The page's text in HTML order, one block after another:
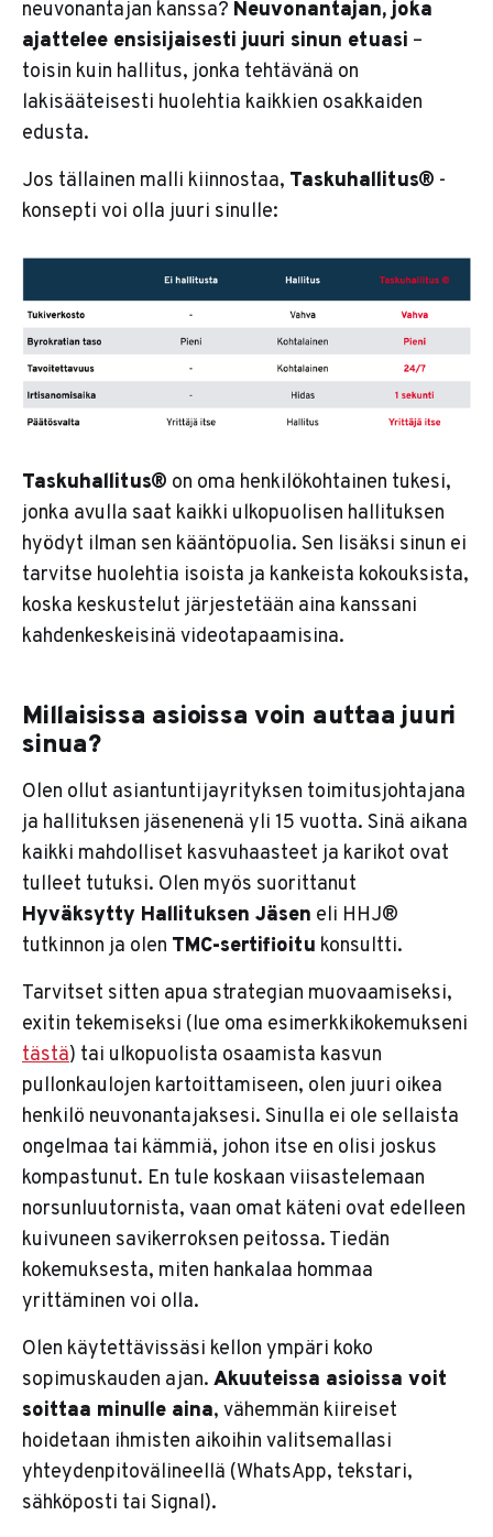
neuvonantajan kanssa? Neuvonantajan, joka
ajattelee ensisijaisesti juuri sinun etuasi –
toisin kuin hallitus, jonka tehtävänä on
lakisääteisesti huolehtia kaikkien osakkaiden
edusta.
Jos tällainen malli kiinnostaa, Taskuhallitus® -
konsepti voi olla juuri sinulle:
Taskuhallitus® on oma henkilökohtainen tukesi,
jonka avulla saat kaikki ulkopuolisen hallituksen
hyödyt ilman sen kääntöpuolia. Sen lisäksi sinun ei
tarvitse huolehtia isoista ja kankeista kokouksista,
koska keskustelut järjestetään aina kanssani
kahdenkeskeisinä videotapaamisina.
Millaisissa asioissa voin auttaa juuri
sinua?
Olen ollut asiantuntijayrityksen toimitusjohtajana
ja hallituksen jäsenenenä yli 15 vuotta. Sinä aikana
kaikki mahdolliset kasvuhaasteet ja karikot ovat
tulleet tutuksi. Olen myös suorittanut
Hyväksytty Hallituksen Jäsen eli HHJ®
tutkinnon ja olen TMC-sertifioitu konsultti.
Tarvitset sitten apua strategian muovaamiseksi,
exitin tekemiseksi (lue oma esimerkkikokemukseni
tästä) tai ulkopuolista osaamista kasvun
pullonkaulojen kartoittamiseen, olen juuri oikea
henkilö neuvonantajaksesi. Sinulla ei ole sellaista
ongelmaa tai kämmiä, johon itse en olisi joskus
kompastunut. En tule koskaan viisastelemaan
norsunluutornista, vaan omat käteni ovat edelleen
kuivuneen savikerroksen peitossa. Tiedän
kokemuksesta, miten hankalaa hommaa
yrittäminen voi olla.
Olen käytettävissäsi kellon ympäri koko
sopimuskauden ajan. Akuuteissa asioissa voit
soittaa minulle aina, vähemmän kiireiset
hoidetaan ihmisten aikoihin valitsemallasi
yhteydenpitovälineellä (WhatsApp, tekstari,
sähköposti tai Signal).